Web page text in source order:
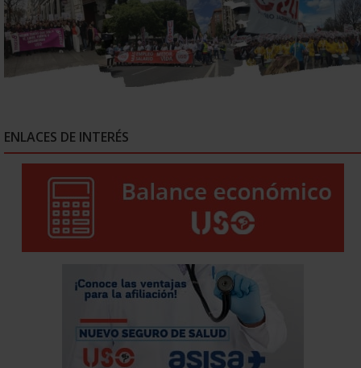
ENLACES DE INTERÉS